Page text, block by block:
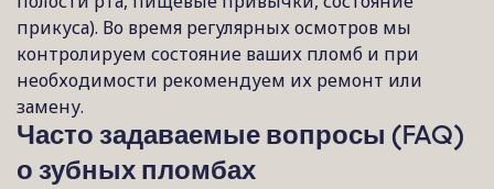
прикуса). Во время регулярных осмотров мы
контролируем состояние ваших пломб и при
необходимости рекомендуем их ремонт или
замену.
Часто задаваемые вопросы (FAQ)
о зубных пломбах